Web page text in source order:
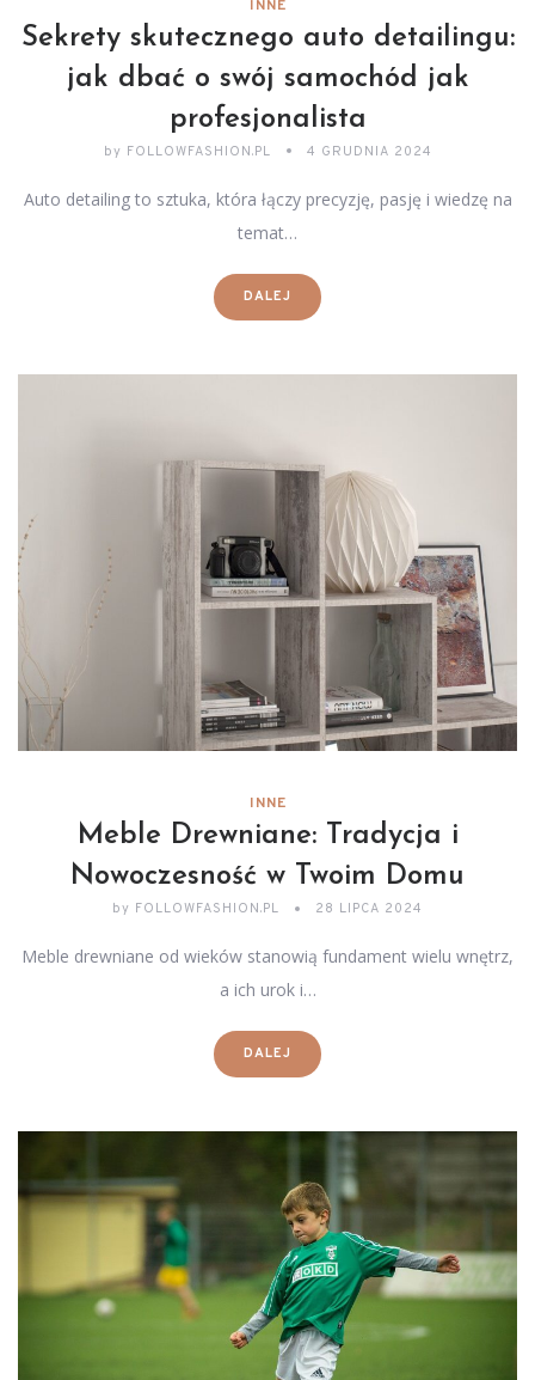
INNE
Sekrety skutecznego auto detailingu:
jak dbać o swój samochód jak
profesjonalista
by FOLLOWFASHION.PL 4 GRUDNIA 2024
Auto detailing to sztuka, która łączy precyzję, pasję i wiedzę na
temat…
DALEJ
INNE
Meble Drewniane: Tradycja i
Nowoczesność w Twoim Domu
by FOLLOWFASHION.PL 28 LIPCA 2024
Meble drewniane od wieków stanowią fundament wielu wnętrz,
a ich urok i…
DALEJ